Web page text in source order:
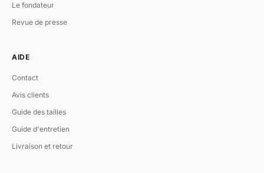
Le fondateur
Revue de presse
AIDE
Contact
Avis clients
Guide des tailles
Guide d'entretien
Livraison et retour